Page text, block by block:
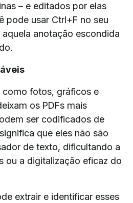
– e editados por elas
pode usar Ctrl+F no seu
anotação escondida
como fotos, gráficos e
os PDFs mais
ser codificados de
que eles não são
de texto, dificultando a
ou a digitalização eficaz do
extrair e identificar esses